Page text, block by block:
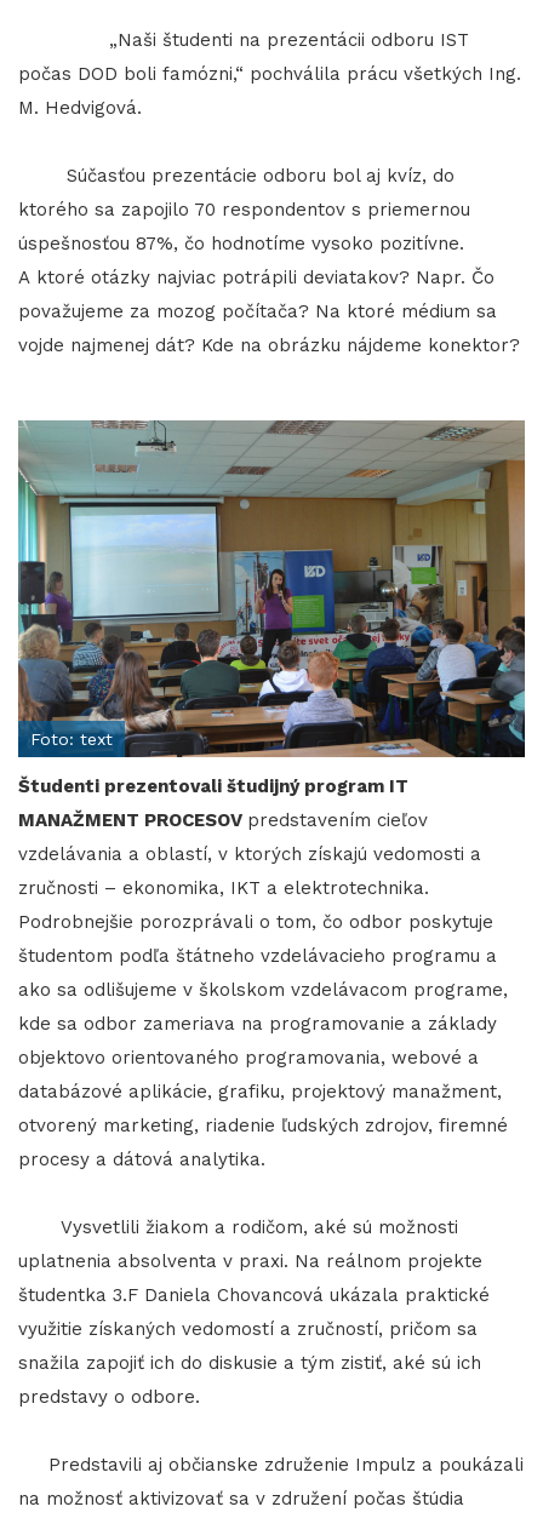
„Naši študenti na prezentácii odboru IST
počas DOD boli famózni,“ pochválila prácu všetkých Ing.
M. Hedvigová.
Súčasťou prezentácie odboru bol aj kvíz, do
ktorého sa zapojilo 70 respondentov s priemernou
úspešnosťou 87%, čo hodnotíme vysoko pozitívne.
A ktoré otázky najviac potrápili deviatakov? Napr. Čo
považujeme za mozog počítača? Na ktoré médium sa
vojde najmenej dát? Kde na obrázku nájdeme konektor?
Foto: text
Študenti prezentovali študijný program IT
MANAŽMENT PROCESOV predstavením cieľov
vzdelávania a oblastí, v ktorých získajú vedomosti a
zručnosti – ekonomika, IKT a elektrotechnika.
Podrobnejšie porozprávali o tom, čo odbor poskytuje
študentom podľa štátneho vzdelávacieho programu a
ako sa odlišujeme v školskom vzdelávacom programe,
kde sa odbor zameriava na programovanie a základy
objektovo orientovaného programovania, webové a
databázové aplikácie, grafiku, projektový manažment,
otvorený marketing, riadenie ľudských zdrojov, firemné
procesy a dátová analytika.
Vysvetlili žiakom a rodičom, aké sú možnosti
uplatnenia absolventa v praxi. Na reálnom projekte
študentka 3.F Daniela Chovancová ukázala praktické
využitie získaných vedomostí a zručností, pričom sa
snažila zapojiť ich do diskusie a tým zistiť, aké sú ich
predstavy o odbore.
Predstavili aj občianske združenie Impulz a poukázali
na možnosť aktivizovať sa v združení počas štúdia